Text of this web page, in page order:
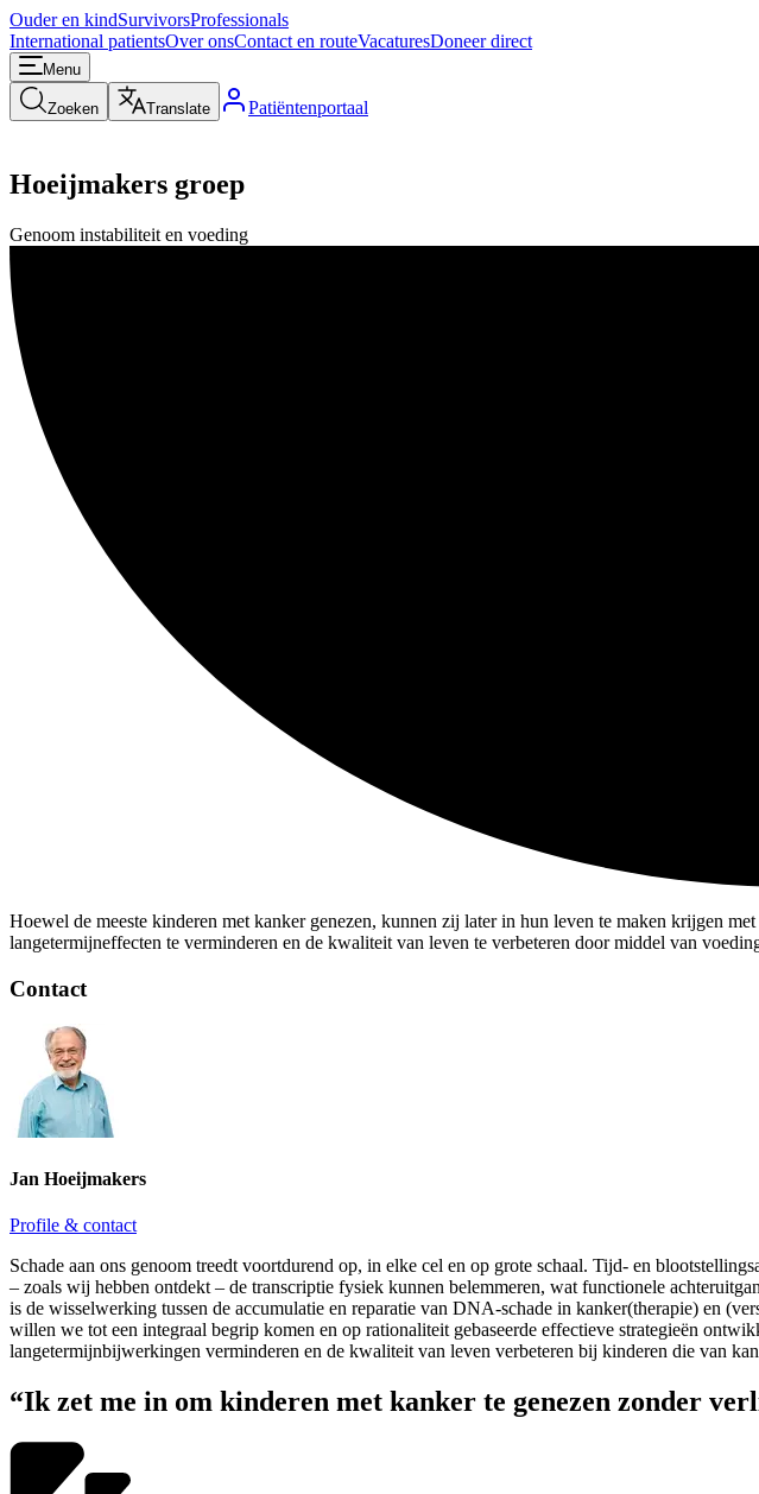
Ouder en kindSurvivorsProfessionals
International patientsOver onsContact en routeVacaturesDoneer direct
Menu
Zoeken Translate Patiëntenportaal
Hoeijmakers groep
Genoom instabiliteit en voeding
Hoewel de meeste kinderen met kanker genezen, kunnen zij later in hun leven te maken krijgen
langetermijneffecten te verminderen en de kwaliteit van leven te verbeteren door middel van
Contact
Jan Hoeijmakers
Profile & contact
Schade aan ons genoom treedt voortdurend op, in elke cel en op grote schaal. Tijd- en
– zoals wij hebben ontdekt – de transcriptie fysiek kunnen belemmeren, wat functionele
is de wisselwerking tussen de accumulatie en reparatie van DNA-schade in kanker(therapie) en
willen we tot een integraal begrip komen en op rationaliteit gebaseerde effectieve strategieën
langetermijnbijwerkingen verminderen en de kwaliteit van leven verbeteren bij kinderen die van
“Ik zet me in om kinderen met kanker te genezen zonder